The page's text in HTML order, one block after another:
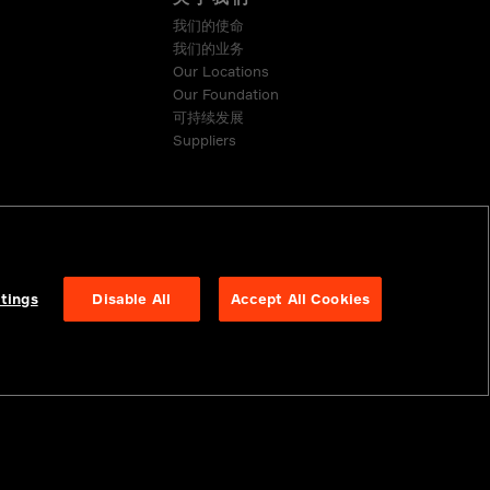
我们的使命
我们的业务
Our Locations
Our Foundation
可持续发展
Suppliers
Disable All Accept All Cookies